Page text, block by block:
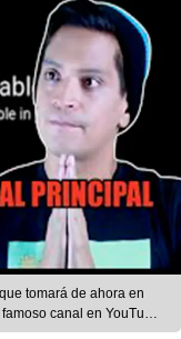
tomará de ahora en
canal en YouTube.